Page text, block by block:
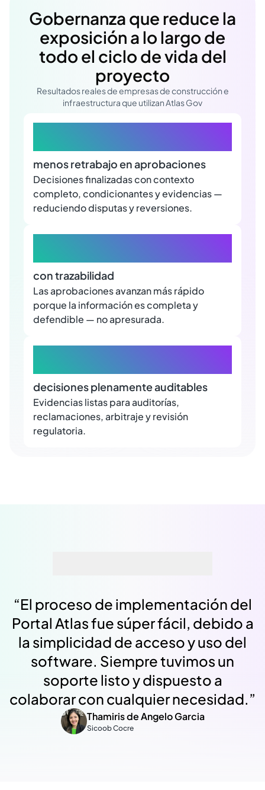
Gobernanza que reduce la
exposición a lo largo de
todo el ciclo de vida del
proyecto
Resultados reales de empresas de construcción e
infraestructura que utilizan Atlas Gov
menos retrabajo en aprobaciones
Decisiones finalizadas con contexto
completo, condicionantes y evidencias —
reduciendo disputas y reversiones.
con trazabilidad
Las aprobaciones avanzan más rápido
porque la información es completa y
defendible — no apresurada.
decisiones plenamente auditables
Evidencias listas para auditorías,
reclamaciones, arbitraje y revisión
regulatoria.
“El proceso de implementación del
Portal Atlas fue súper fácil, debido a
la simplicidad de acceso y uso del
software. Siempre tuvimos un
soporte listo y dispuesto a
colaborar con cualquier necesidad.”
Thamiris de Angelo Garcia
Sicoob Cocre